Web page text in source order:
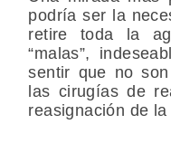
podría ser la
retire toda la
“malas”,
sentir que no
las cirugías de
reasignación de la